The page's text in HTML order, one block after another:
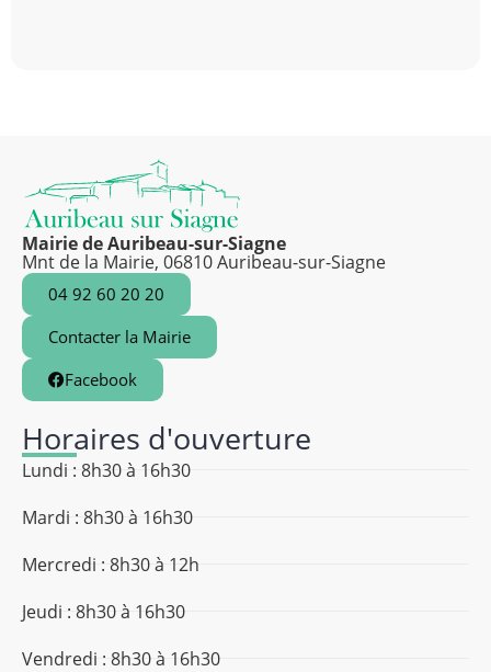
Mairie de Auribeau-sur-Siagne
Mnt de la Mairie, 06810 Auribeau-sur-Siagne
04 92 60 20 20
Contacter la Mairie
Facebook
Horaires d'ouverture
Lundi : 8h30 à 16h30
Mardi : 8h30 à 16h30
Mercredi : 8h30 à 12h
Jeudi : 8h30 à 16h30
Vendredi : 8h30 à 16h30